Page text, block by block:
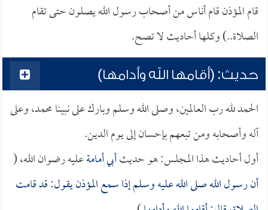
قام المؤذن قام أناس من أصحاب رسول الله يصلون حتى تقام
الصلاة..) وكلها أحاديث لا تصح.
حديث: (أقامها الله وأدامها)
الحمد لله رب العالمين، وصلى الله وسلم وبارك على نبينا محمد، وعلى
آله وأصحابه ومن تبعهم بإحسان إلى يوم الدين.
أول أحاديث هذا المجلس: هو حديثأبي أمامةعليه رضوان الله، (
أن رسول الله صلى الله عليه وسلم إذا سمع المؤذن يقول: قد قامت